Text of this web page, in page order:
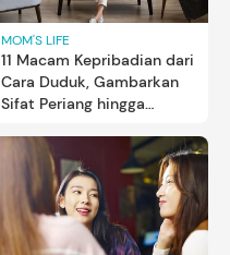
MOM'S LIFE
11 Macam Kepribadian dari
Cara Duduk, Gambarkan
Sifat Periang hingga